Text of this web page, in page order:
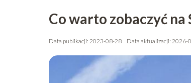
Co warto zobaczyć
Data publikacji: 2023-08-28 Data aktualizacji: 2026-